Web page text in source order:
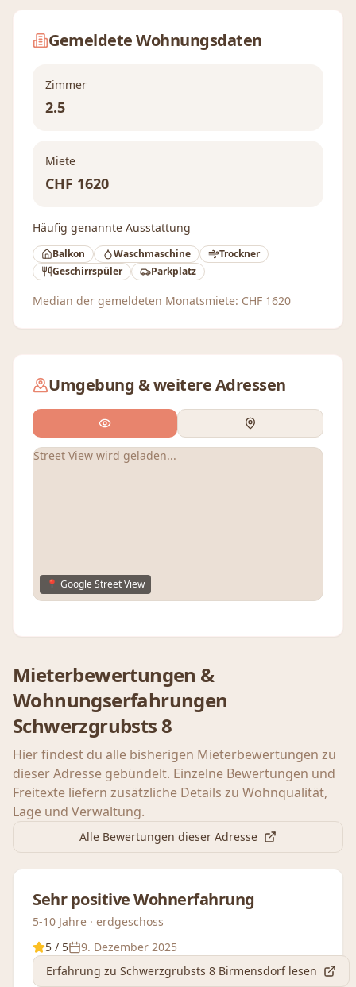
Gemeldete Wohnungsdaten
Zimmer
2.5
Miete
CHF 1620
Häufig genannte Ausstattung
Balkon Waschmaschine
Trockner
Geschirrspüler
Parkplatz
Median der gemeldeten Monatsmiete: CHF 1620
Umgebung & weitere Adressen
Street View wird geladen...
📍 Google Street View
Mieterbewertungen &
Wohnungserfahrungen
Schwerzgrubsts 8
Hier findest du alle bisherigen Mieterbewertungen zu
dieser Adresse gebündelt. Einzelne Bewertungen und
Freitexte liefern zusätzliche Details zu Wohnqualität,
Lage und Verwaltung.
Alle Bewertungen dieser Adresse
Sehr positive Wohnerfahrung
5-10 Jahre · erdgeschoss
5 / 5
9. Dezember 2025
Erfahrung zu Schwerzgrubsts 8 Birmensdorflesen